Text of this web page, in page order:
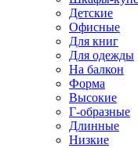
Детские
Офисные
Для книг
Для одежды
На балкон
Форма
Высокие
Г-образные
Длинные
Низкие